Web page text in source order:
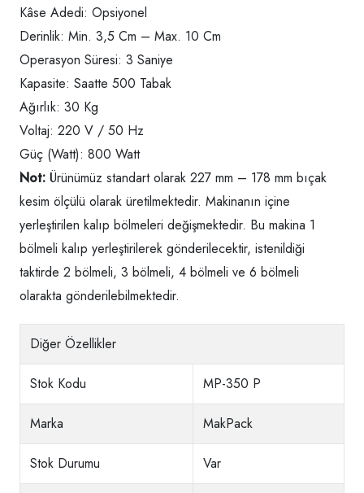
Kâse Adedi: Opsiyonel
Derinlik: Min. 3,5 Cm – Max. 10 Cm
Operasyon Süresi: 3 Saniye
Kapasite: Saatte 500 Tabak
Ağırlık: 30 Kg
Voltaj: 220 V / 50 Hz
Güç (Watt): 800 Watt
Not: Ürünümüz standart olarak 227 mm – 178 mm bıçak
kesim ölçülü olarak üretilmektedir. Makinanın içine
yerleştirilen kalıp bölmeleri değişmektedir. Bu makina 1
bölmeli kalıp yerleştirilerek gönderilecektir, istenildiği
taktirde 2 bölmeli, 3 bölmeli, 4 bölmeli ve 6 bölmeli
olarakta gönderilebilmektedir.
Diğer Özellikler
Stok Kodu MP-350 P
Marka MakPack
Stok Durumu Var